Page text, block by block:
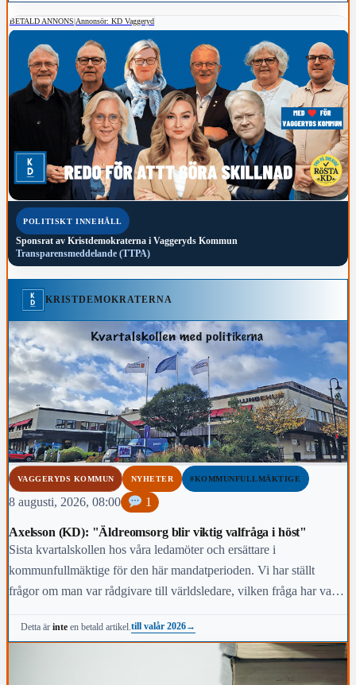
BETALD ANNONS Annonsör: KD Vaggeryd
POLITISKT INNEHÅLL
Sponsrat av Kristdemokraterna i Vaggeryds Kommun
Transparensmeddelande (TTPA)
KRISTDEMOKRATERNA
VAGGERYDS KOMMUN NYHETER #KOMMUNFULLMÄKTIGE
8 augusti, 2026, 08:00 1
Axelsson (KD): "Äldreomsorg blir viktig valfråga i höst"
Sista kvartalskollen hos våra ledamöter och ersättare i
kommunfullmäktige för den här mandatperioden. Vi har ställt
frågor om man var rådgivare till världsledare, vilken fråga har varit
viktigast för kommunens invånare i höst och vem anses vara den
Detta ärinte en betald artikel.till valår 2026→